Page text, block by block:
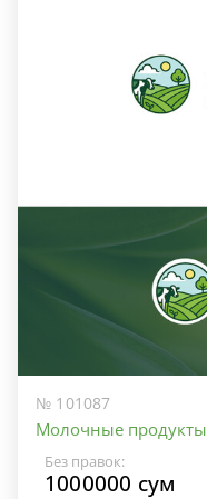
№ 101087
Молочные продукты
Без правок:
1000000 сум